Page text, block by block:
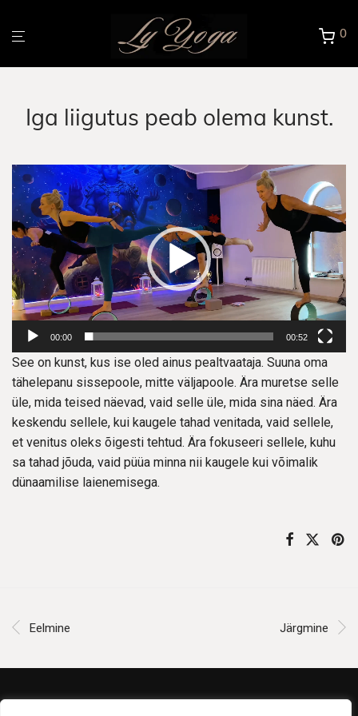
0
Iga liigutus peab olema kunst.
Videoesitaja
00:00 00:52
See on kunst, kus ise oled ainus pealtvaataja. Suuna oma
tähelepanu sissepoole, mitte väljapoole. Ära muretse selle
üle, mida teised näevad, vaid selle üle, mida sina näed. Ära
keskendu sellele, kui kaugele tahad venitada, vaid sellele,
et venitus oleks õigesti tehtud. Ära fokuseeri sellele, kuhu
sa tahad jõuda, vaid püüa minna nii kaugele kui võimalik
dünaamilise laienemisega.
Eelmine Järgmine